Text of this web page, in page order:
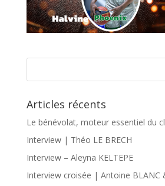
Articles récents
Le bénévolat, moteur essentiel du
Interview | Théo LE BRECH
Interview – Aleyna KELTEPE
Interview croisée | Antoine BLANC